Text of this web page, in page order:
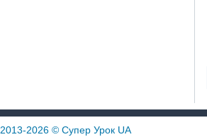
2013-2026© Супер Урок UA